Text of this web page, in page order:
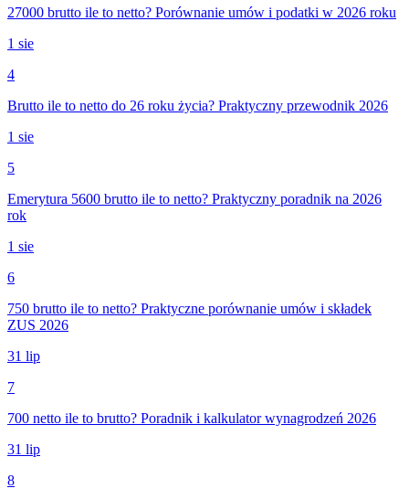
27000 brutto ile to netto? Porównanie umów i podatki w 2026 roku
1 sie
4
Brutto ile to netto do 26 roku życia? Praktyczny przewodnik 2026
1 sie
5
Emerytura 5600 brutto ile to netto? Praktyczny poradnik na 2026
rok
1 sie
6
750 brutto ile to netto? Praktyczne porównanie umów i składek
ZUS 2026
31 lip
7
700 netto ile to brutto? Poradnik i kalkulator wynagrodzeń 2026
31 lip
8